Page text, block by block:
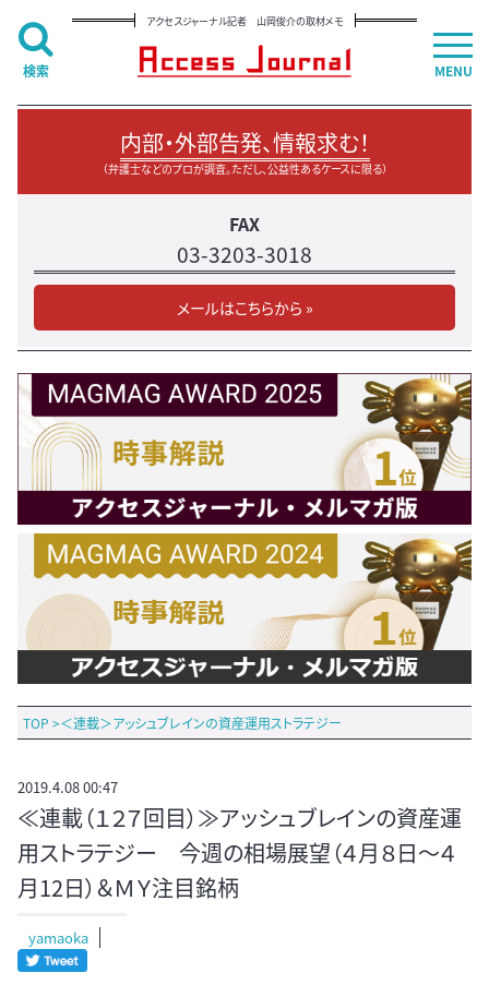
アクセスジャーナル記者 山岡俊介の取材メモ
内部・外部告発、情報求む！
（弁護士などのプロが調査。ただし、公益性あるケースに限る）
FAX
03-3203-3018
メールはこちらから »
TOP >＜連載＞アッシュブレインの資産運用ストラテジー
2019.4.08 00:47
≪連載（１２７回目）≫アッシュブレインの資産運
用ストラテジー 今週の相場展望（４月８日～４
月12日）＆ＭＹ注目銘柄
yamaoka
MENU
検索